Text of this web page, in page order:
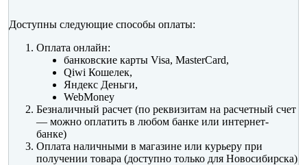
Доступны следующие способы оплаты:
Оплата онлайн:
банковские карты Visa, MasterCard,
Qiwi Кошелек,
Яндекс Деньги,
WebMoney
Безналичный расчет (по реквизитам на расчетный счет
— можно оплатить в любом банке или интернет-
банке)
Оплата наличными в магазине или курьеру при
получении товара (доступно только для Новосибирска)